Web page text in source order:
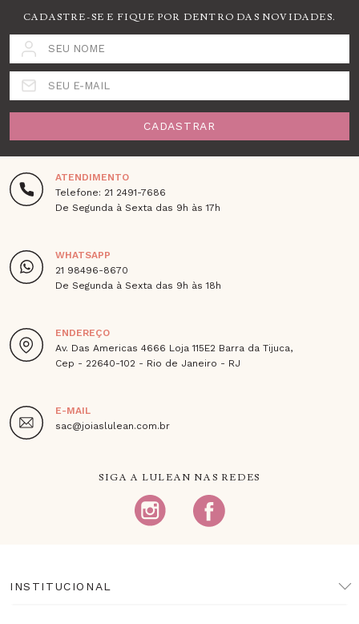
CADASTRE-SE E FIQUE POR DENTRO DAS NOVIDADES.
SEU NOME
SEU E-MAIL
CADASTRAR
ATENDIMENTO
Telefone: 21 2491-7686
De Segunda à Sexta das 9h às 17h
WHATSAPP
21 98496-8670
De Segunda à Sexta das 9h às 18h
ENDEREÇO
Av. Das Americas 4666 Loja 115E2 Barra da Tijuca,
Cep - 22640-102 - Rio de Janeiro - RJ
E-MAIL
sac@joiaslulean.com.br
SIGA A LULEAN NAS REDES
INSTITUCIONAL